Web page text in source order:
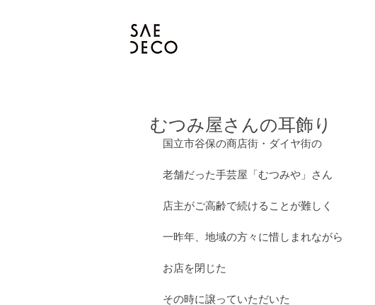
むつみ屋さんの耳飾り
国立市谷保の商店街・ダイヤ街の
老舗だった手芸屋「むつみや」さん
店主がご高齢で続けることが難しく
一昨年、地域の方々に惜しまれながら
お店を閉じた
その時に譲っていただいた